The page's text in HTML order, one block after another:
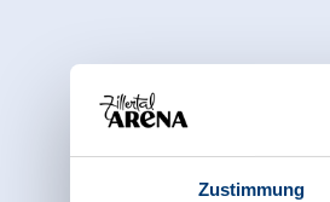
Zustimmung